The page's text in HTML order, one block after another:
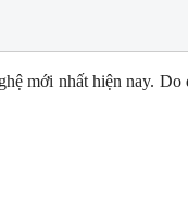
mới nhất hiện nay.